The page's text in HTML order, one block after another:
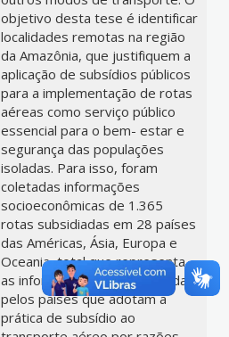
objetivo desta tese é identificar
localidades remotas na região
da Amazônia, que justifiquem a
aplicação de subsídios públicos
para a implementação de rotas
aéreas como serviço público
essencial para o bem- estar e
segurança das populações
isoladas. Para isso, foram
coletadas informações
socioeconômicas de 1.365
rotas subsidiadas em 28 países
das Américas, Ásia, Europa e
Oceania, total que representa
as informações disponibilizadas
pelos países que adotam a
prática de subsídio ao